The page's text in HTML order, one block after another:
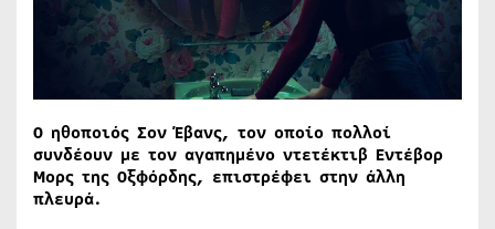
Ο ηθοποιός Σον Έβανς, τον οποίο πολλοί
συνδέουν με τον αγαπημένο ντετέκτιβ Εντέβορ
Μορς της Οξφόρδης, επιστρέφει στην άλλη
πλευρά.